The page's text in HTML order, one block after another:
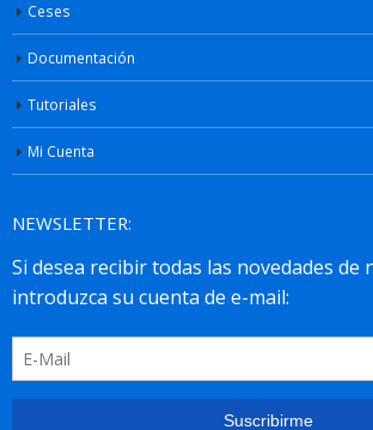
Ceses
Documentación
Tutoriales
Mi Cuenta
NEWSLETTER: